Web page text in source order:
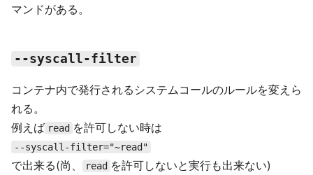
マンドがある。
--syscall-filter
コンテナ内で発行されるシステムコールのルールを変えら
れる。
例えば read を許可しない時は
--syscall-filter="~read"
で出来る(尚、 read を許可しないと実行も出来ない)